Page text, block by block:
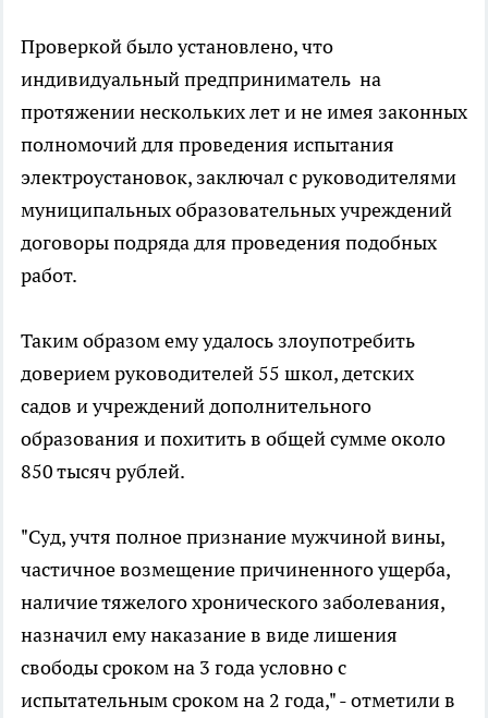
Проверкой было установлено, что
индивидуальный предприниматель на
протяжении нескольких лет и не имея законных
полномочий для проведения испытания
электроустановок, заключал с руководителями
муниципальных образовательных учреждений
договоры подряда для проведения подобных
работ.
Таким образом ему удалось злоупотребить
доверием руководителей 55 школ, детских
садов и учреждений дополнительного
образования и похитить в общей сумме около
850 тысяч рублей.
"Суд, учтя полное признание мужчиной вины,
частичное возмещение причиненного ущерба,
наличие тяжелого хронического заболевания,
назначил ему наказание в виде лишения
свободы сроком на 3 года условно с
испытательным сроком на 2 года," - отметили в